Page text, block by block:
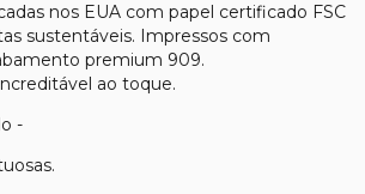
nos EUA com papel certificado FSC
sustentáveis. Impressos com
premium 909.
ao toque.
-